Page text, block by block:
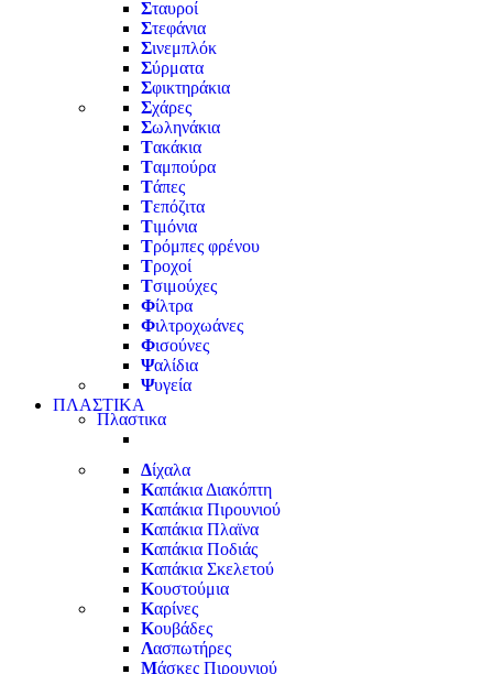
Σταυροί
Στεφάνια
Σινεμπλόκ
Σύρματα
Σφικτηράκια
Σχάρες
Σωληνάκια
Τακάκια
Ταμπούρα
Τάπες
Τεπόζιτα
Τιμόνια
Τρόμπες φρένου
Τροχοί
Τσιμούχες
Φίλτρα
Φιλτροχωάνες
Φισούνες
Ψαλίδια
Ψυγεία
ΠΛΑΣΤΙΚΑ
Πλαστικα
Δίχαλα
Καπάκια Διακόπτη
Καπάκια Πιρουνιού
Καπάκια Πλαϊνα
Καπάκια Ποδιάς
Καπάκια Σκελετού
Κουστούμια
Καρίνες
Κουβάδες
Λασπωτήρες
Μάσκες Πιρουνιού